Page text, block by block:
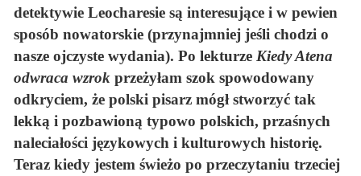
detektywie Leocharesie są interesujące i w pewien
sposób nowatorskie (przynajmniej jeśli chodzi o
nasze ojczyste wydania). Po lekturze Kiedy Atena
odwraca wzrok przeżyłam szok spowodowany
odkryciem, że polski pisarz mógł stworzyć tak
lekką i pozbawioną typowo polskich, przaśnych
naleciałości językowych i kulturowych historię.
Teraz kiedy jestem świeżo po przeczytaniu trzeciej